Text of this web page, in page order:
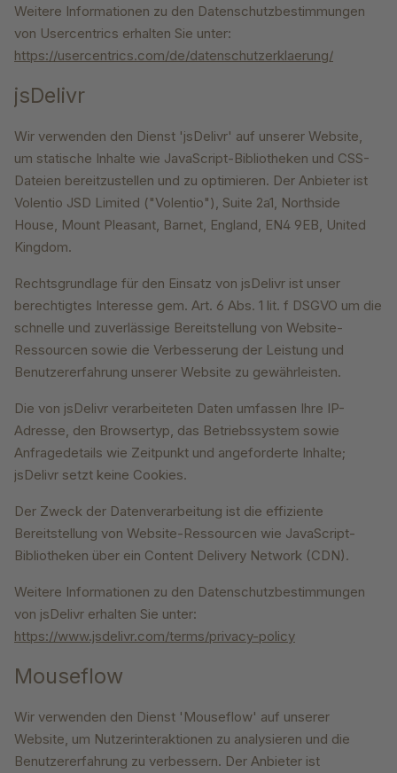
Weitere Informationen zu den Datenschutzbestimmungen
von Usercentrics erhalten Sie unter:
https://usercentrics.com/de/datenschutzerklaerung/
jsDelivr
Wir verwenden den Dienst 'jsDelivr' auf unserer Website,
um statische Inhalte wie JavaScript-Bibliotheken und CSS-
Dateien bereitzustellen und zu optimieren. Der Anbieter ist
Volentio JSD Limited ("Volentio"), Suite 2a1, Northside
House, Mount Pleasant, Barnet, England, EN4 9EB, United
Kingdom.
Rechtsgrundlage für den Einsatz von jsDelivr ist unser
berechtigtes Interesse gem. Art. 6 Abs. 1 lit. f DSGVO um die
schnelle und zuverlässige Bereitstellung von Website-
Ressourcen sowie die Verbesserung der Leistung und
Benutzererfahrung unserer Website zu gewährleisten.
Die von jsDelivr verarbeiteten Daten umfassen Ihre IP-
Adresse, den Browsertyp, das Betriebssystem sowie
Anfragedetails wie Zeitpunkt und angeforderte Inhalte;
jsDelivr setzt keine Cookies.
Der Zweck der Datenverarbeitung ist die effiziente
Bereitstellung von Website-Ressourcen wie JavaScript-
Bibliotheken über ein Content Delivery Network (CDN).
Weitere Informationen zu den Datenschutzbestimmungen
von jsDelivr erhalten Sie unter:
https://www.jsdelivr.com/terms/privacy-policy
Mouseflow
Wir verwenden den Dienst 'Mouseflow' auf unserer
Website, um Nutzerinteraktionen zu analysieren und die
Benutzererfahrung zu verbessern. Der Anbieter ist